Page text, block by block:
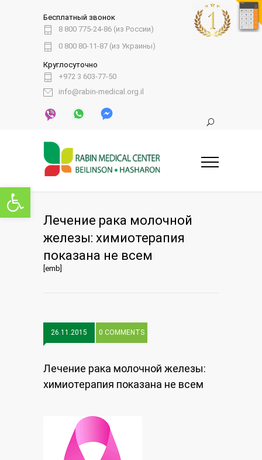
Открыть панель инструментов
Бесплатный звонок
8 800 775-24-86 (из России)
0 800 80-11-87 (из Украины)
Круглосуточно
+972 3 603-77-50
info@rabin-medical.org.il
Лечение рака молочной
железы: химиотерапия
показана не всем
[emb]
26.11.2015 0 COMMENTS
Лечение рака молочной железы:
химиотерапия показана не всем